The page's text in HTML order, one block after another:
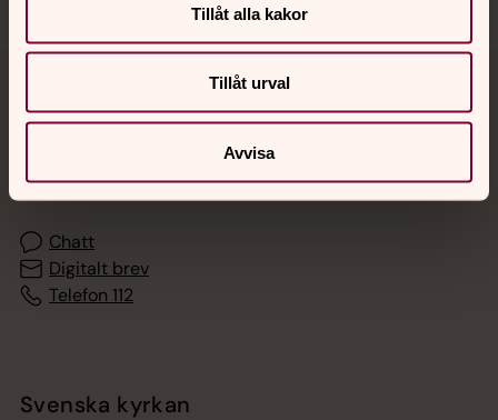
Tillåt alla kakor
Tillåt urval
Avvisa
Jourhavande präst
Akut samtals- och krisstöd. Prata eller chatta anonymt
med en präst på kvällar och nätter.
Chatt
Digitalt brev
Telefon 112
Svenska kyrkan